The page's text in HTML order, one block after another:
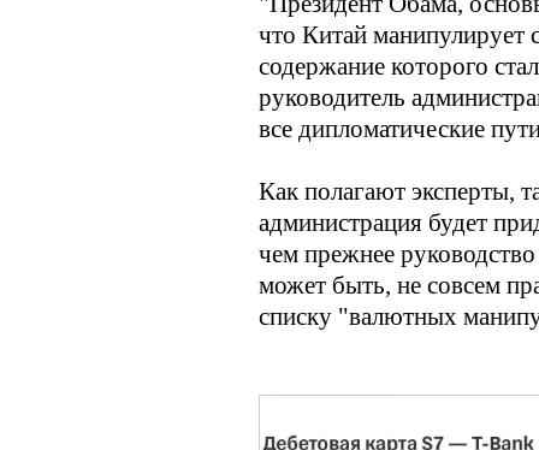
что Китай манипулирует
содержание которого
руководитель
все дипломатические
Как полагают эксперты,
администрация будет
чем прежнее
может быть, не совсем
списку "валютных